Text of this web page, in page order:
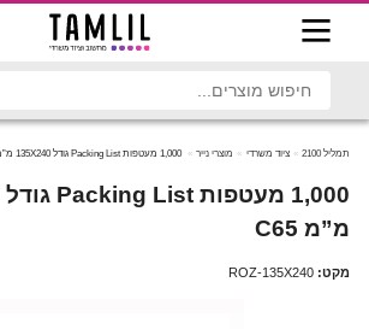
תמליל 2100 ציוד משרדי מוצרי נייר 1,000 מעטפות Packing List גודל 135X240 מ”מ C65
מ”מ C65
מקט: ROZ-135X240